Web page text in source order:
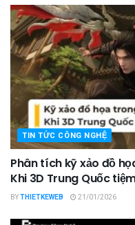
TIN TỨC CÔNG NGHỆ
Phân tích kỹ xảo đồ
Khi 3D Trung Quốc
BYTHIETKEWEB 21/01/2026